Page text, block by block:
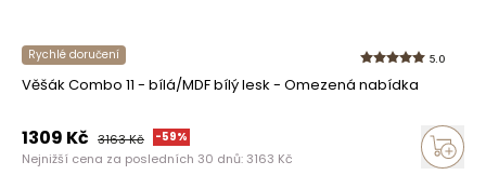
Rychlé doručení 5.0
Věšák Combo 11 - bílá/MDF bílý lesk - Omezená nabídka
1309 Kč 3163Kč -59%
Nejnižší cena za posledních 30 dnů: 3163 Kč